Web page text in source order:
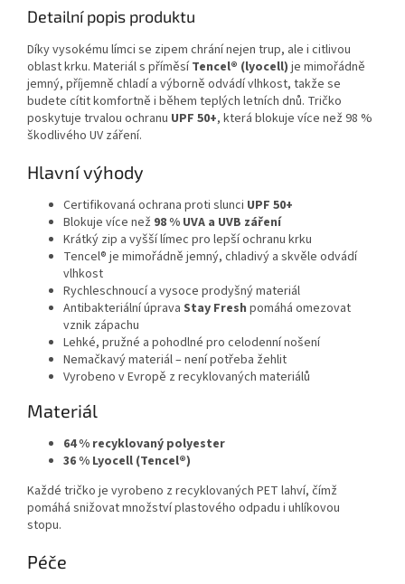
Detailní popis produktu
Díky vysokému límci se zipem chrání nejen trup, ale i citlivou
oblast krku. Materiál s příměsíTencel® (lyocell) je mimořádně
jemný, příjemně chladí a výborně odvádí vlhkost, takže se
budete cítit komfortně i během teplých letních dnů. Tričko
poskytuje trvalou ochranu UPF 50+, která blokuje více než 98 %
škodlivého UV záření.
Hlavní výhody
Certifikovaná ochrana proti slunci UPF 50+
Blokuje více než 98 % UVA a UVB záření
Krátký zip a vyšší límec pro lepší ochranu krku
Tencel® je mimořádně jemný, chladivý a skvěle odvádí
vlhkost
Rychleschnoucí a vysoce prodyšný materiál
Antibakteriální úprava Stay Fresh pomáhá omezovat
vznik zápachu
Lehké, pružné a pohodlné pro celodenní nošení
Nemačkavý materiál – není potřeba žehlit
Vyrobeno v Evropě z recyklovaných materiálů
Materiál
64 % recyklovaný polyester
36 % Lyocell (Tencel®)
Každé tričko je vyrobeno z recyklovaných PET lahví, čímž
pomáhá snižovat množství plastového odpadu i uhlíkovou
stopu.
Péče